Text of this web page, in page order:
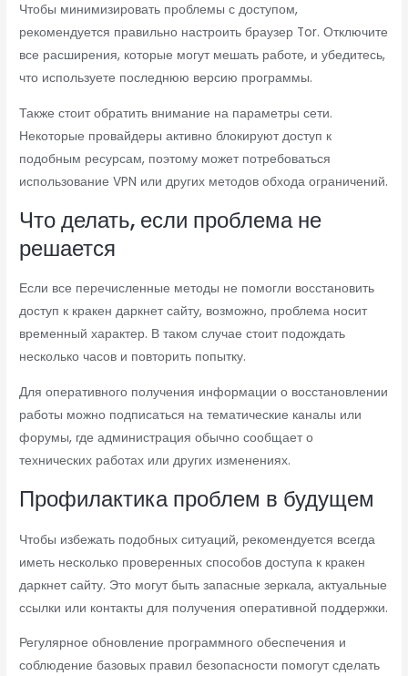
Чтобы минимизировать проблемы с доступом,
рекомендуется правильно настроить браузер Tor. Отключите
все расширения, которые могут мешать работе, и убедитесь,
что используете последнюю версию программы.
Также стоит обратить внимание на параметры сети.
Некоторые провайдеры активно блокируют доступ к
подобным ресурсам, поэтому может потребоваться
использование VPN или других методов обхода ограничений.
Что делать, если проблема не
решается
Если все перечисленные методы не помогли восстановить
доступ к кракен даркнет сайту, возможно, проблема носит
временный характер. В таком случае стоит подождать
несколько часов и повторить попытку.
Для оперативного получения информации о восстановлении
работы можно подписаться на тематические каналы или
форумы, где администрация обычно сообщает о
технических работах или других изменениях.
Профилактика проблем в будущем
Чтобы избежать подобных ситуаций, рекомендуется всегда
иметь несколько проверенных способов доступа к кракен
даркнет сайту. Это могут быть запасные зеркала, актуальные
ссылки или контакты для получения оперативной поддержки.
Регулярное обновление программного обеспечения и
соблюдение базовых правил безопасности помогут сделать